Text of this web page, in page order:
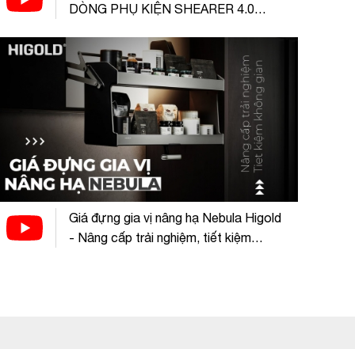
DÒNG PHỤ KIỆN SHEARER 4.0
Giá đựng gia vị nâng hạ Nebula Higold
- Nâng cấp trải nghiệm, tiết kiệm